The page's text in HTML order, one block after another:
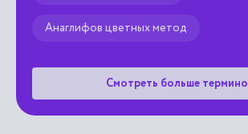
Анаглифов цветных метод
Смотреть больше